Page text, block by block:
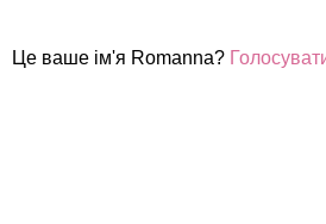
Це ваше ім'я Romanna?